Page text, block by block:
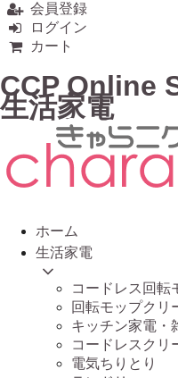
会員登録
ログイン
カート
CCP Online
生活家電
ホーム
生活家電
コードレス回転
回転モップクリ
キッチン家電・
コードレスクリ
電気ちりとり